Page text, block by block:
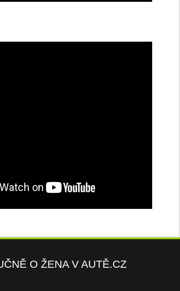
O ŽENA V AUTĚ.CZ